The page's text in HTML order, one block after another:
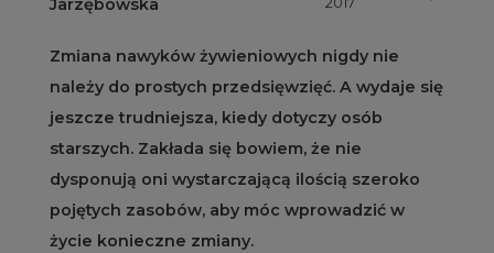
Jarzębowska
Zmiana nawyków żywieniowych nigdy nie
należy do prostych przedsięwzięć. A wydaje się
jeszcze trudniejsza, kiedy dotyczy osób
starszych. Zakłada się bowiem, że nie
dysponują oni wystarczającą ilością szeroko
pojętych zasobów, aby móc wprowadzić w
życie konieczne zmiany.